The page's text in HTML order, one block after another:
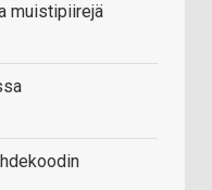
muistipiirejä